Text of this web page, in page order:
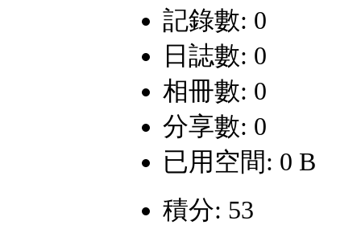
記錄數: 0
日誌數: 0
相冊數: 0
分享數: 0
已用空間: 0 B
積分: 53